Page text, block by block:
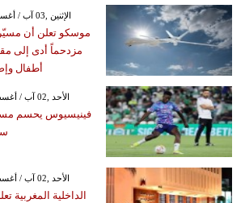
GMT 23:41 2026 الإثنين ,03 آب / أغسطس
موسكو تعلن أن
مزدحماً أدى إلى
أطفال وإصابة
GMT 18:31 2026 الأحد ,02 آب / أغسطس
فينيسيوس يحسم
GMT 23:47 2026 الأحد ,02 آب / أغسطس
الداخلية المغربية